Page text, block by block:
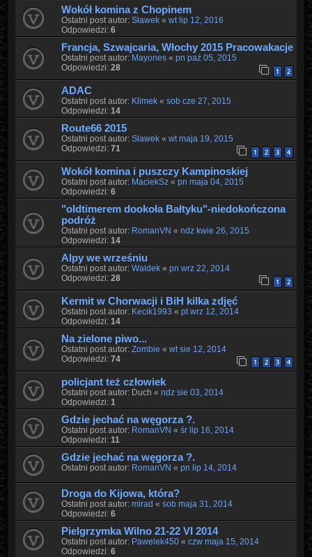
Wokół komina z Chopinem
Ostatni post autor: Sławek« wt lip 12, 2016
Odpowiedzi: 6
Francja, Szwajcaria, Włochy 2015 Pracowakacje
Ostatni post autor: Mayones« pn paź 05, 2015
Odpowiedzi: 28 1 2
ADAC
Ostatni post autor: Klimek« sob cze 27, 2015
Odpowiedzi: 14
Route66 2015
Ostatni post autor: Sławek« wt maja 19, 2015
Odpowiedzi: 71 1 2 3 4
Wokół komina i puszczy Kampinoskiej
Ostatni post autor: MaciekSz« pn maja 04, 2015
Odpowiedzi: 6
"oldtimerem dookoła Bałtyku"-niedokończona
podróż
Ostatni post autor: RomanVN « ndz kwie 26, 2015
Odpowiedzi: 14
Alpy we wrześniu
Ostatni post autor: Waldek« pn wrz 22, 2014
Odpowiedzi: 28 1 2
Kermit w Chorwacji i BiH kilka zdjęć
Ostatni post autor: Kecik1993 « pt wrz 12, 2014
Odpowiedzi: 14
Na zielone piwo...
Ostatni post autor: Zombie « wt sie 12, 2014
Odpowiedzi: 74 1 2 3 4
policjant też człowiek
Ostatni post autor: Duch « ndz sie 03, 2014
Odpowiedzi: 1
Gdzie jechać na węgorza ?.
Ostatni post autor: RomanVN « śr lip 16, 2014
Odpowiedzi: 11
Gdzie jechać na węgorza ?.
Ostatni post autor: RomanVN « pn lip 14, 2014
Droga do Kijowa, która?
Ostatni post autor: mirad « sob maja 31, 2014
Odpowiedzi: 6
Pielgrzymka Wilno 21-22 VI 2014
Ostatni post autor: Pawelek450« czw maja 15, 2014
Odpowiedzi: 6